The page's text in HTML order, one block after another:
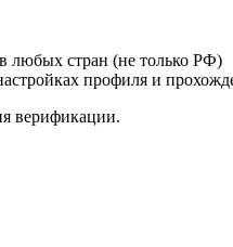
любых стран (не только РФ)
профиля и
верификации.